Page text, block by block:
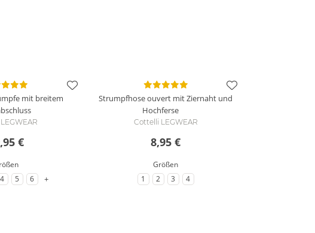
mit breitem
€
zu Größe
4 zu Größe
5 zu Größe
6 zu weitere Varianten
+
Strumpfhose ouvert mit Ziernaht und
Hochferse
Cottelli LEGWEAR
8,95 €
Größen
zu Größe
1 zu Größe
2 zu Größe
3 zu Größe
4